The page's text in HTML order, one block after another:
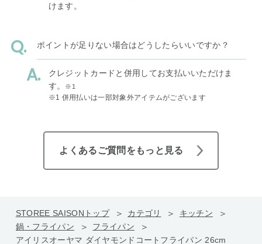
けます。
ポイントが足りない場合はどうしたらいいですか？
クレジットカードと併用してお支払いいただけま
す。
※1
※1 併用払いは一部対象外アイテムがございます
よくあるご質問をもっと見る
STOREE SAISONトップ カテゴリ
キッチン
鍋・フライパン
フライパン
アイリスオーヤマ ダイヤモンドコートフライパン 26cm